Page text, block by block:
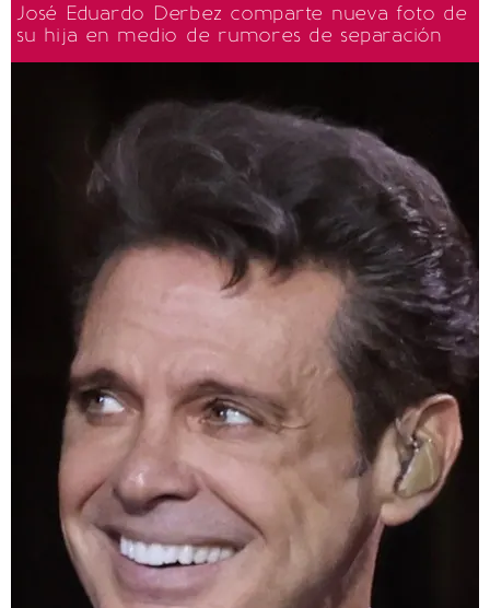
José Eduardo Derbez comparte nueva foto de
su hija en medio de rumores de separación